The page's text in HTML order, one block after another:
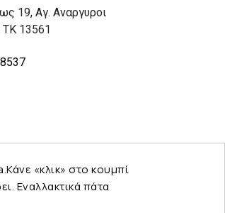
19, Αγ. Αναργυροι
ΤΚ 13561
«κλικ» στο κουμπί
Εναλλακτικά πάτα